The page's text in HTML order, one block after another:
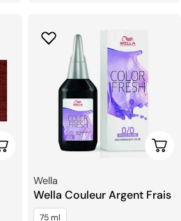
Choisissez Les Options
Fournisseur:
Wella
Wella Couleur Argent Frais
75 ml